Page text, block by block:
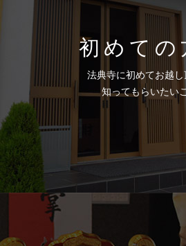
初めての
法典寺に初めてお越し
知ってもらいたい